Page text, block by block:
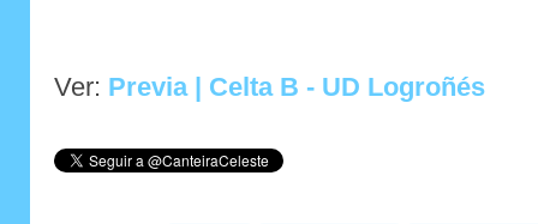
Ver: Previa | Celta B - UD Logroñés